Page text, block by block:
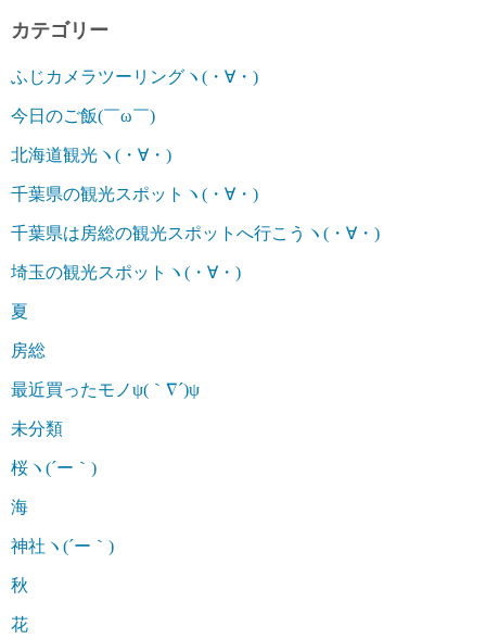
カテゴリー
ふじカメラツーリングヽ(・∀・)
今日のご飯(￣ω￣)
北海道観光ヽ(・∀・)
千葉県の観光スポットヽ(・∀・)
千葉県は房総の観光スポットへ行こうヽ(・∀・)
埼玉の観光スポットヽ(・∀・)
夏
房総
最近買ったモノψ(｀∇´)ψ
未分類
桜ヽ(´ー｀)
海
神社ヽ(´ー｀)
秋
花